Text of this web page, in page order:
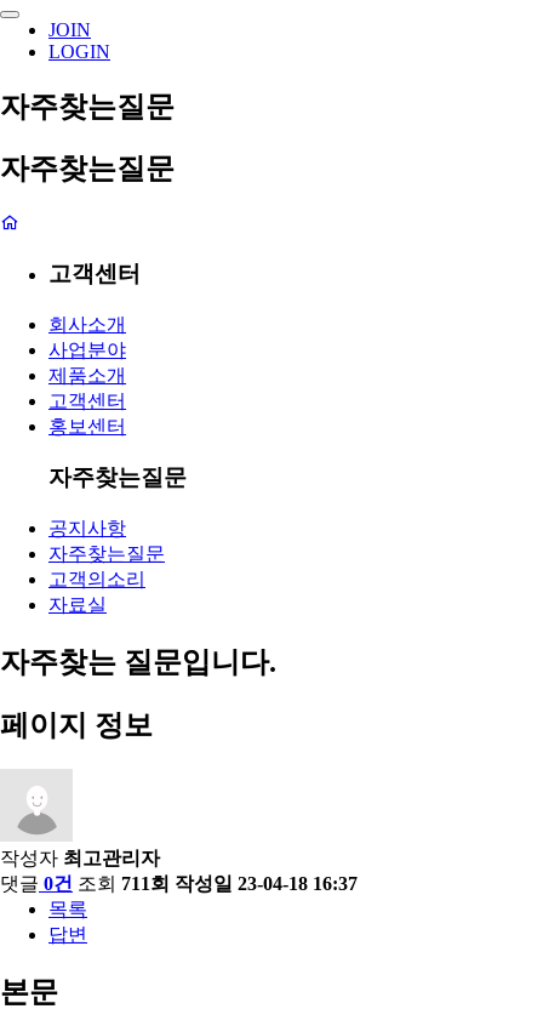
JOIN
LOGIN
자주찾는질문
자주찾는질문
고객센터
회사소개
사업분야
제품소개
고객센터
홍보센터
자주찾는질문
공지사항
자주찾는질문
고객의소리
자료실
자주찾는 질문입니다.
페이지 정보
작성자 최고관리자
댓글 0건 조회 711회 작성일 23-04-18 16:37
목록
답변
본문